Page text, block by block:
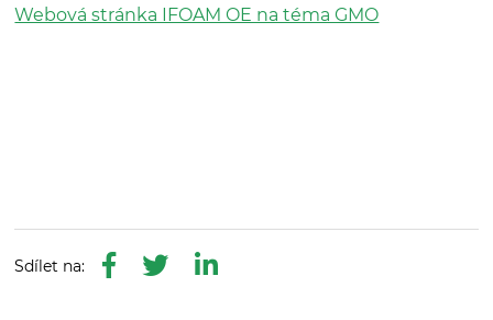
Webová stránka IFOAM OE na téma GMO